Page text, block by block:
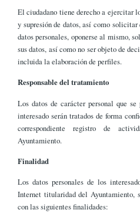
El ciudadano tiene derecho a ejercitar
y supresión de datos, así como
datos personales, oponerse al mismo,
sus datos, así como no ser objeto de
incluida la elaboración de perfiles.
Responsable del tratamiento
Los datos de carácter personal que
interesado serán tratados de forma
correspondiente registro de
Ayuntamiento.
Finalidad
Los datos personales de los
Internet titularidad del Ayuntamiento,
con las siguientes finalidades: